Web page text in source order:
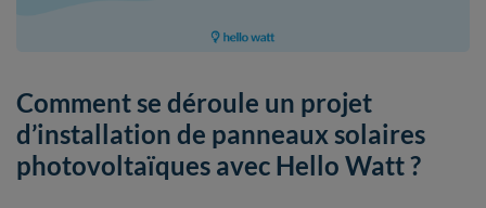
Comment se déroule un projet
d’installation de panneaux solaires
photovoltaïques avec Hello Watt ?